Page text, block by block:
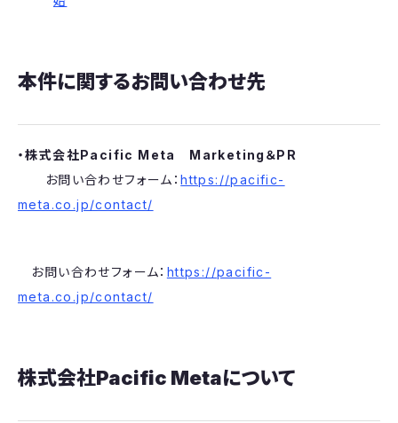
本件に関するお問い合わせ先
・株式会社Pacific Meta Marketing＆PR
お問い合わせフォーム：https://pacific-
meta.co.jp/contact/
お問い合わせフォーム： https://pacific-
meta.co.jp/contact/
株式会社Pacific Metaについて